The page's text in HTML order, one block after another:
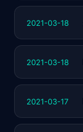
2021-03-18
2021-03-18
2021-03-17